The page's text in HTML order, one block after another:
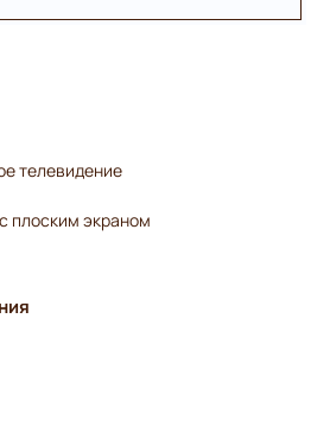
телевидение
плоским экраном